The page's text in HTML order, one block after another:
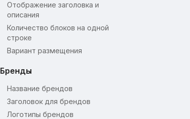
Отображение заголовка и
описания
Количество блоков на одной
строке
Вариант размещения
Бренды
Название брендов
Заголовок для брендов
Логотипы брендов